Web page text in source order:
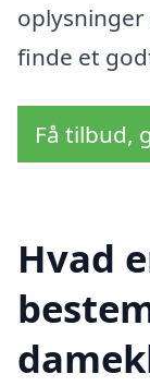
finde et
Få tilbud,
Hvad